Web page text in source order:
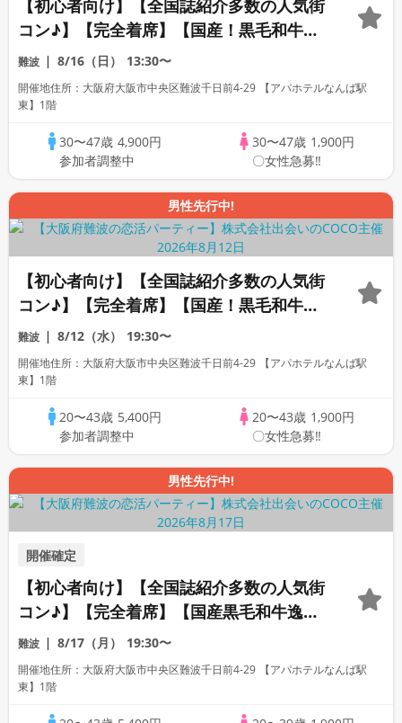
【初心者向け】【全国誌紹介多数の人気街
コン♪】【完全着席】【国産！黒毛和牛肉
寿司☆】【料理長自慢の日替わり逸品料理
多数♪】【お一人様参加多数】【同世代で
楽しむ♪】【LINE交換自由・席がえあ
り！！】
難波 8/16（日） 13:30〜
開催地住所：大阪府大阪市中央区難波千日前4-29 【アパホテルなんば駅
東】1階
30〜47歳 4,900円
参加者調整中
30〜47歳 1,900円
〇女性急募‼
男性先行中!
【初心者向け】【全国誌紹介多数の人気街
コン♪】【完全着席】【国産！黒毛和牛肉
寿司☆】【料理長自慢の日替わり逸品多数
☆】【お一人様参加多数】【同世代で盛り
上がる♪】【LINE交換自由・席がえあり】
難波 8/12（水） 19:30〜
開催地住所：大阪府大阪市中央区難波千日前4-29 【アパホテルなんば駅
東】1階
20〜43歳 5,400円
参加者調整中
20〜43歳 1,900円
〇女性急募‼
男性先行中!
開催確定
【初心者向け】【全国誌紹介多数の人気街
コン♪】【完全着席】【国産黒毛和牛逸品
料理】【料理長自慢の日替わり逸品料理多
数！】【お一人様参加多数】【同世代で盛
り上がる♪】【LINE交換自由・席がえあ
難波 8/17（月） 19:30〜
開催地住所：大阪府大阪市中央区難波千日前4-29 【アパホテルなんば駅
東】1階